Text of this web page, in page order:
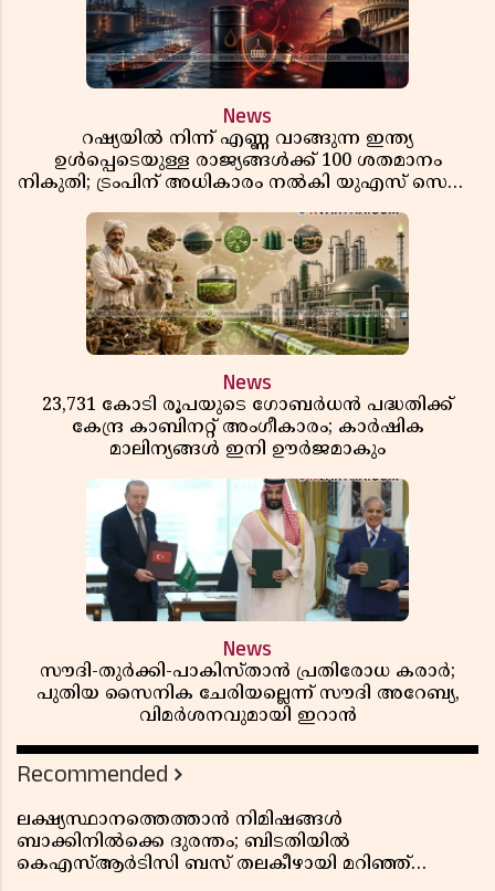
News
റഷ്യയിൽ നിന്ന് എണ്ണ വാങ്ങുന്ന ഇന്ത്യ
ഉൾപ്പെടെയുള്ള രാജ്യങ്ങൾക്ക് 100 ശതമാനം
നികുതി; ട്രംപിന് അധികാരം നൽകി യുഎസ് സെനറ്റ്
News
23,731 കോടി രൂപയുടെ ഗോബർധൻ പദ്ധതിക്ക്
കേന്ദ്ര കാബിനറ്റ് അംഗീകാരം; കാർഷിക
മാലിന്യങ്ങൾ ഇനി ഊർജമാകും
News
സൗദി-തുർക്കി-പാകിസ്താൻ പ്രതിരോധ കരാർ;
പുതിയ സൈനിക ചേരിയല്ലെന്ന് സൗദി അറേബ്യ,
വിമർശനവുമായി ഇറാൻ
Recommended
ലക്ഷ്യസ്ഥാനത്തെത്താൻ നിമിഷങ്ങൾ
ബാക്കിനിൽക്കെ ദുരന്തം; ബിടതിയിൽ
കെഎസ്ആർടിസി ബസ് തലകീഴായി മറിഞ്ഞ്